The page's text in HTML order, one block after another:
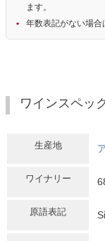
ます。
年数表記がない場合
ワインスペッ
生産地
ワイナリー
原語表記